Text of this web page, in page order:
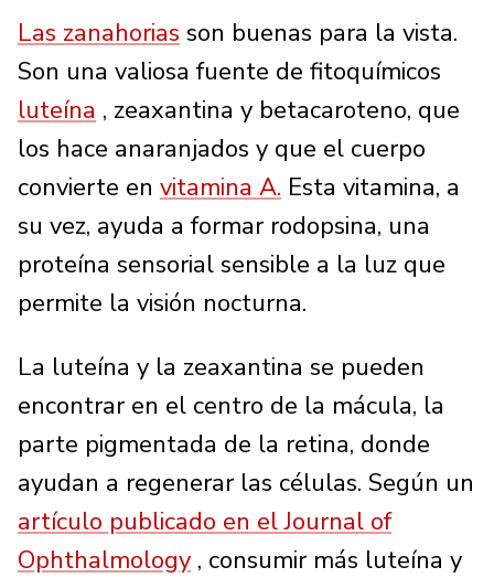
Las zanahorias son buenas para la vista.
Son una valiosa fuente de fitoquímicos
luteína , zeaxantina y betacaroteno, que
los hace anaranjados y que el cuerpo
convierte en vitamina A. Esta vitamina, a
su vez, ayuda a formar rodopsina, una
proteína sensorial sensible a la luz que
permite la visión nocturna.
La luteína y la zeaxantina se pueden
encontrar en el centro de la mácula, la
parte pigmentada de la retina, donde
ayudan a regenerar las células. Según un
artículo publicado en el Journal of
Ophthalmology , consumir más luteína y